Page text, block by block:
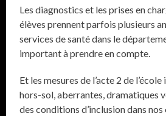
Les diagnostics et les prises en
élèves prennent parfois plusieurs
services de santé dans le
important à prendre en compte.
Et les mesures de l’acte 2 de
hors-sol, aberrantes, dramatiques
des conditions d’inclusion dans nos